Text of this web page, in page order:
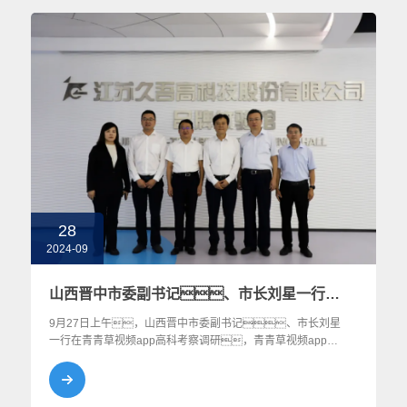
的？
28
2024-09
山西晋中市委副书记、市长刘星一行在青青草视频app高科考察调研
9月27日上午，山西晋中市委副书记、市长刘星
一行在青青草视频app高科考察调研，青青草视频app高
研。